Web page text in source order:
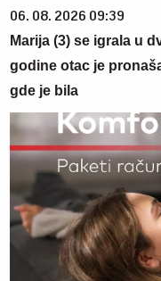
06. 08. 2026 09:39
Marija (3) se igrala u
godine otac je
gde je bila